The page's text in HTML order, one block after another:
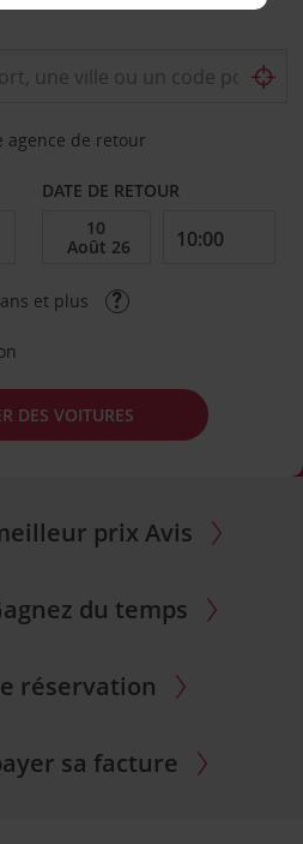
agence de retour
DATE DE RETOUR
et plus
DES VOITURES
prix Avis
du temps
réservation
sa facture